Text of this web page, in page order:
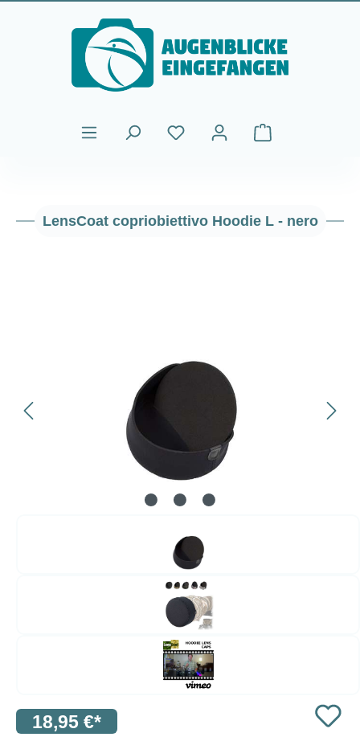
Passa al contenuto principale
Il carrello
LensCoat copriobiettivo Hoodie L - nero
18,95 €*